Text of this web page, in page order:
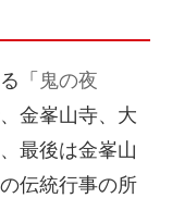
「 鬼の夜
金峯山寺、大
最後は金峯山
伝統行事の所